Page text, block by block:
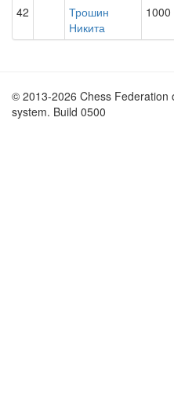
42
Трошин
Никита
1000
© 2013-2026 Chess Federation
system. Build 0500